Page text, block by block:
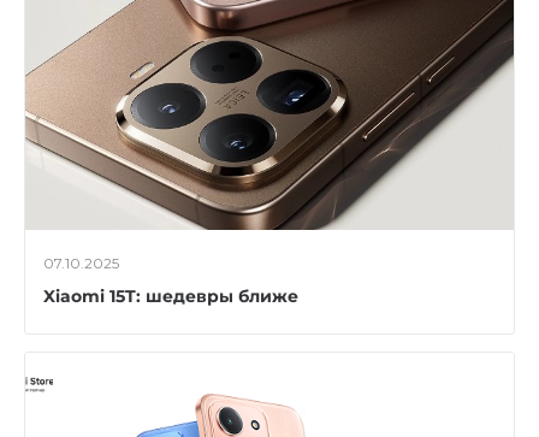
07.10.2025
Xiaomi 15T: шедевры ближе